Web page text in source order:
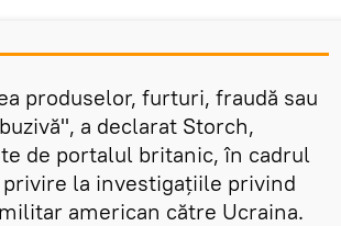
produselor, furturi, fraudă sau
a declarat Storch,
de portalul britanic, în cadrul
la investigațiile privind
american către Ucraina.